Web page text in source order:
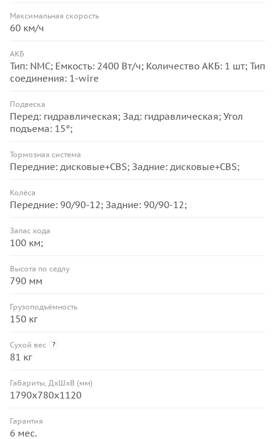
Максимальная скорость
60 км/ч
АКБ
Тип: NMC; Емкость: 2400 Вт/ч; Количество АКБ: 1 шт; Тип
соединения: 1-wire
Подвеска
Перед: гидравлическая; Зад: гидравлическая; Угол
подъема: 15°;
Тормозная система
Передние: дисковые+CBS; Задние: дисковые+CBS;
Колёса
Передние: 90/90-12; Задние: 90/90-12;
Запас хода
100 км;
Высота по седлу
790 мм
Грузоподъёмность
150 кг
Сухой вес ?
81 кг
Габариты, ДхШхВ (мм)
1790x780x1120
Гарантия
6 мес.